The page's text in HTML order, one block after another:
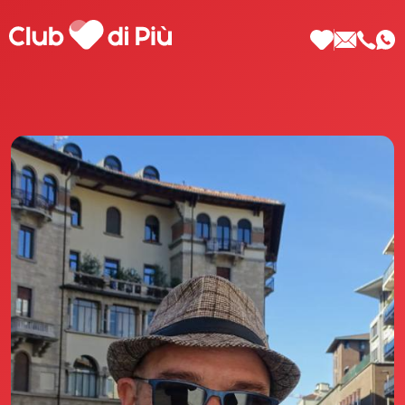
Scopri Club di Più
Le testimonianze Club di Più
La fondatrice Valeria Pilla
Annunci Donne
Agenzia matrimoniale Club di Più
Love Notebook